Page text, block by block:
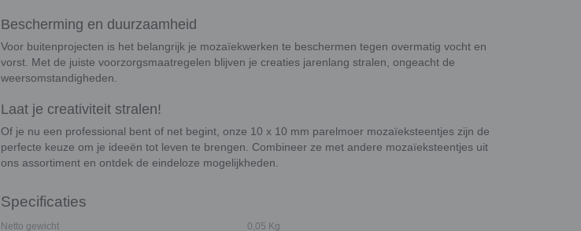
Bescherming en duurzaamheid
Voor buitenprojecten is het belangrijk je mozaïekwerken te beschermen tegen overmatig vocht en
vorst. Met de juiste voorzorgsmaatregelen blijven je creaties jarenlang stralen, ongeacht de
weersomstandigheden.
Laat je creativiteit stralen!
Of je nu een professional bent of net begint, onze 10 x 10 mm parelmoer mozaïeksteentjes zijn de
perfecte keuze om je ideeën tot leven te brengen. Combineer ze met andere mozaïeksteentjes uit
ons assortiment en ontdek de eindeloze mogelijkheden.
Specificaties
Netto gewicht
0,05 Kg